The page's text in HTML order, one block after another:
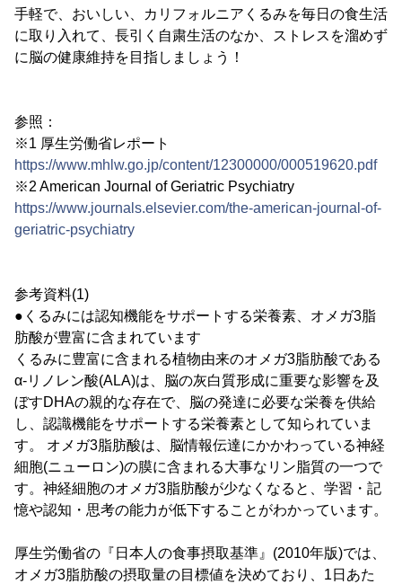
手軽で、おいしい、カリフォルニアくるみを毎日の食生活
に取り入れて、長引く自粛生活のなか、ストレスを溜めず
に脳の健康維持を目指しましょう！
参照：
※1 厚生労働省レポート
https://www.mhlw.go.jp/content/12300000/000519620.pdf
※2 American Journal of Geriatric Psychiatry
https://www.journals.elsevier.com/the-american-journal-of-
geriatric-psychiatry
参考資料(1)
●くるみには認知機能をサポートする栄養素、オメガ3脂
肪酸が豊富に含まれています
くるみに豊富に含まれる植物由来のオメガ3脂肪酸である
α-リノレン酸(ALA)は、脳の灰白質形成に重要な影響を及
ぼすDHAの親的な存在で、脳の発達に必要な栄養を供給
し、認識機能をサポートする栄養素として知られていま
す。 オメガ3脂肪酸は、脳情報伝達にかかわっている神経
細胞(ニューロン)の膜に含まれる大事なリン脂質の一つで
す。神経細胞のオメガ3脂肪酸が少なくなると、学習・記
憶や認知・思考の能力が低下することがわかっています。
厚生労働省の『日本人の食事摂取基準』(2010年版)では、
オメガ3脂肪酸の摂取量の目標値を決めており、1日あた